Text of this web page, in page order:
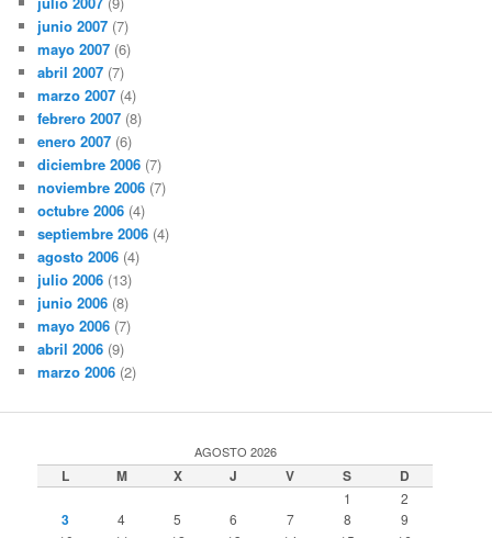
junio 2007 (7)
mayo 2007 (6)
abril 2007 (7)
marzo 2007 (4)
febrero 2007 (8)
enero 2007 (6)
diciembre 2006 (7)
noviembre 2006 (7)
octubre 2006 (4)
septiembre 2006 (4)
agosto 2006 (4)
julio 2006 (13)
junio 2006 (8)
mayo 2006 (7)
abril 2006 (9)
marzo 2006 (2)
AGOSTO 2026
L M X J V S D
1 2
3 4 5 6 7 8
9